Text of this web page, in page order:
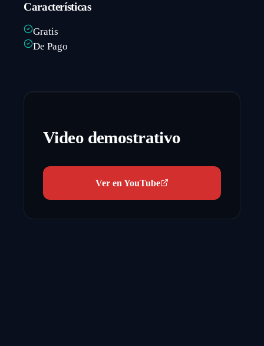
Características
Gratis
De Pago
Video demostrativo
Ver en YouTube